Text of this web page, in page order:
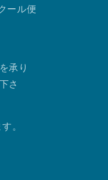
ール便
承り
さ
。